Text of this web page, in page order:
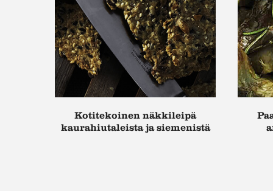
Kotitekoinen näkkileipä
kaurahiutaleista ja siemenistä